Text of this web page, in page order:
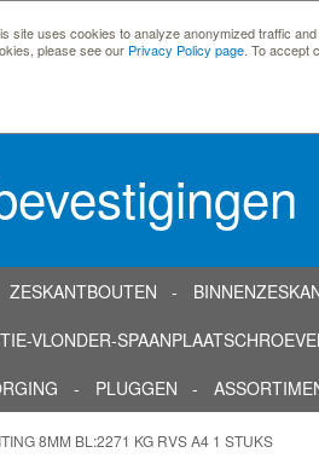
site uses cookies to analyze anonymized traffic
please see our Privacy Policy page . To accept
ZESKANTBOUTEN
VLONDER-
PLUGGEN
8MM BL:2271 KG RVS A4 1 STUKS